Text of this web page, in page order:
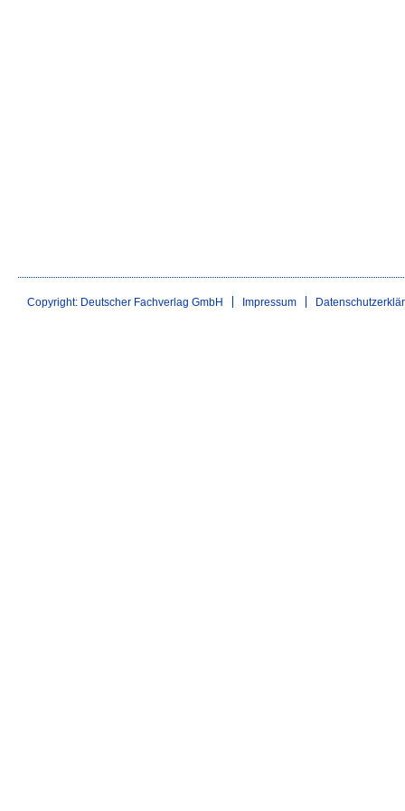
Copyright: Deutscher Fachverlag GmbH Impressum